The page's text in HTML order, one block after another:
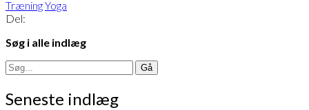
TræningYoga
Del:
Søg i alle indlæg
Search
for:
Seneste indlæg